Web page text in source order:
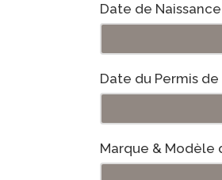
Date de Naissance
Date du Permis
Marque & Modèle